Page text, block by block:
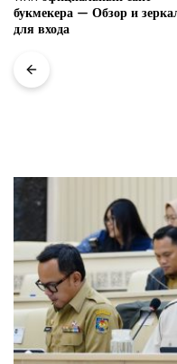
букмекера — Обзор и
для входа